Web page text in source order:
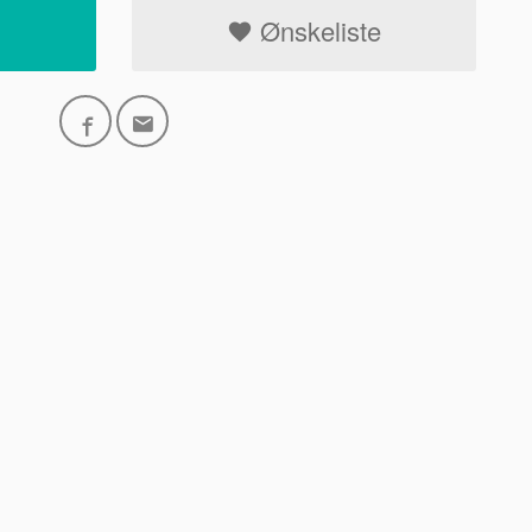
Ønskeliste